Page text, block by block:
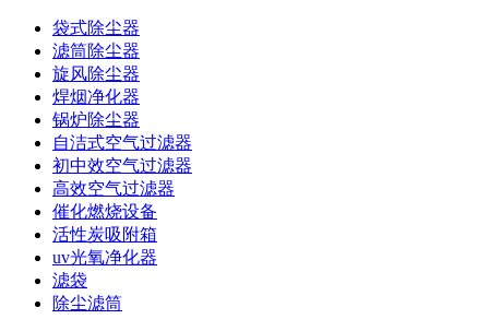
袋式除尘器
滤筒除尘器
旋风除尘器
焊烟净化器
锅炉除尘器
自洁式空气过滤器
初中效空气过滤器
高效空气过滤器
催化燃烧设备
活性炭吸附箱
uv光氧净化器
滤袋
除尘滤筒